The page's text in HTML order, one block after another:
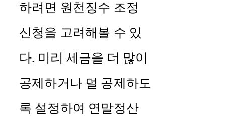
하려면 원천징수 조정
신청을 고려해볼 수 있
다. 미리 세금을 더 많이
공제하거나 덜 공제하도
록 설정하여 연말정산